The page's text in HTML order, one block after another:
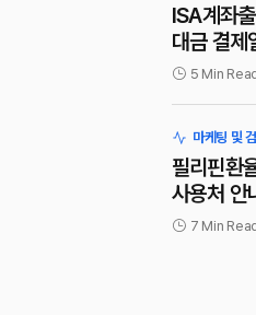
ISA계좌
대금 결제
5 Min
마케팅 및
필리핀환
사용처 안
7 Min